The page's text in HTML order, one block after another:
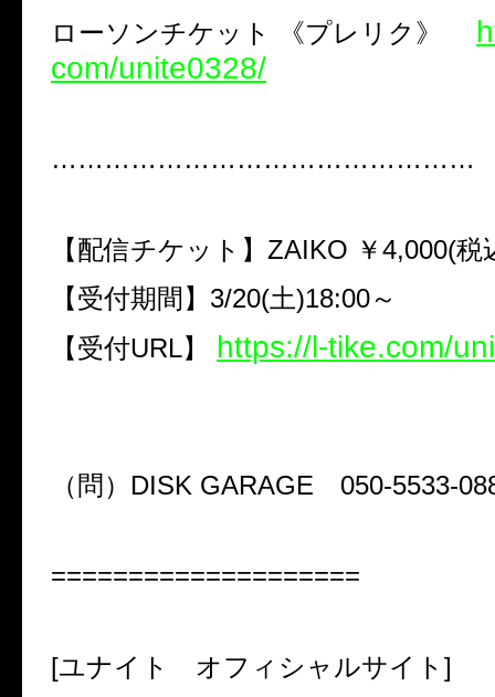
ローソンチケット 《プレリク》
com/unite0328/
…………………………………………
【配信チケット】 ZAIKO ￥4,000(税
【受付期間】 3/20(土)18:00～
【受付URL】 https://l-tike.com/
（問） DISK GARAGE 050-5533-
====================
[ユナイト オフィシャルサイト ]